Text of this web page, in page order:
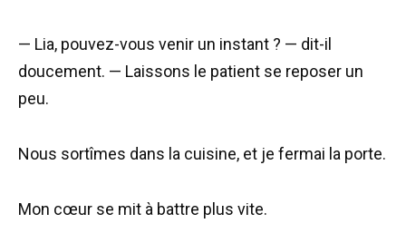
— Lia, pouvez-vous venir un instant ? — dit-il
doucement. — Laissons le patient se reposer un
peu.
Nous sortîmes dans la cuisine, et je fermai la porte.
Mon cœur se mit à battre plus vite.